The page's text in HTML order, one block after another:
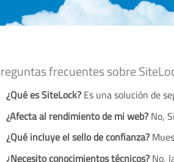
frecuentes sobre
¿Qué es SiteLock?Es una solución de
¿Afecta al rendimiento de mi web?No,
¿Qué incluye el sello de confianza?
¿Necesito conocimientos técnicos?No,